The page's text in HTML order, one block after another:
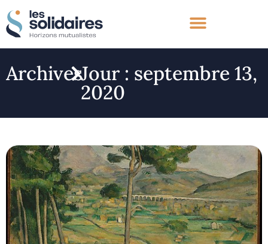
ArchivesJour : septembre 13,
2020